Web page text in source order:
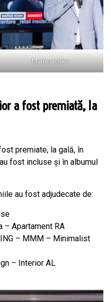
Matius Ichim
a fost premiată, la
premiate, la gală, în
fost incluse și în albumul
au fost adjudecate de:
– Apartament RA
– MMM – Minimalist
– Interior AL